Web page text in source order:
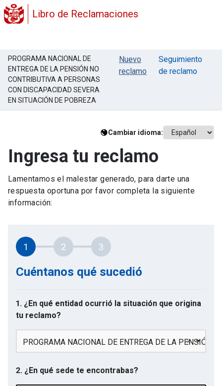
Libro de Reclamaciones
PROGRAMA NACIONAL DE
ENTREGA DE LA PENSIÓN NO
CONTRIBUTIVA A PERSONAS
CON DISCAPACIDAD SEVERA
EN SITUACIÓN DE POBREZA
Nuevo
reclamo
Seguimiento
de reclamo
Cambiar idioma:
Ingresa tu reclamo
Lamentamos el malestar generado, para darte una
respuesta oportuna por favor completa la siguiente
información:
1 2 3
Cuéntanos qué sucedió
1. ¿En qué entidad ocurrió la situación que origina
tu reclamo?
PROGRAMA NACIONAL DE ENTREGA DE LA PENSIÓN
2. ¿En qué sede te encontrabas?